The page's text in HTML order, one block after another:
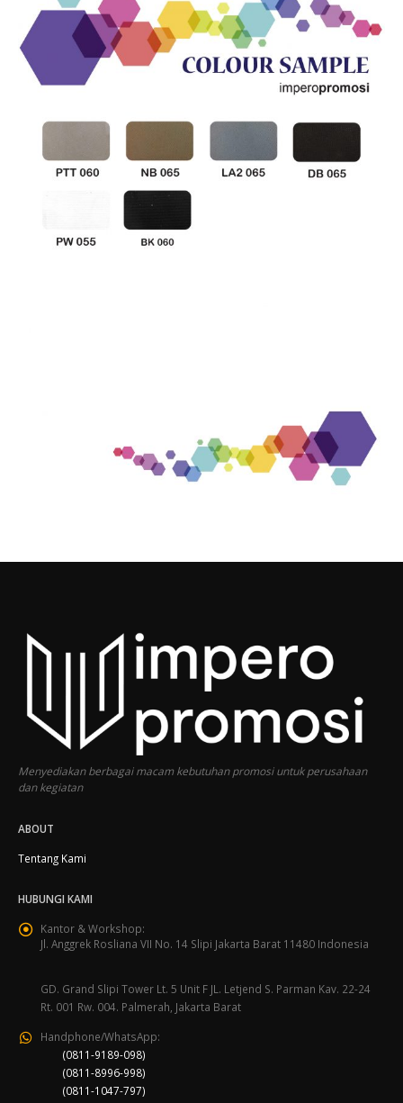
Menyediakan berbagai macam kebutuhan promosi untuk perusahaan
dan kegiatan
ABOUT
Tentang Kami
HUBUNGI KAMI
Kantor & Workshop:
Jl. Anggrek Rosliana VII No. 14 Slipi Jakarta Barat 11480 Indonesia
GD. Grand Slipi Tower Lt. 5 Unit F JL. Letjend S. Parman Kav. 22-24
Rt. 001 Rw. 004. Palmerah, Jakarta Barat
Handphone/WhatsApp:
(0811-9189-098)
(0811-8996-998)
(0811-1047-797)